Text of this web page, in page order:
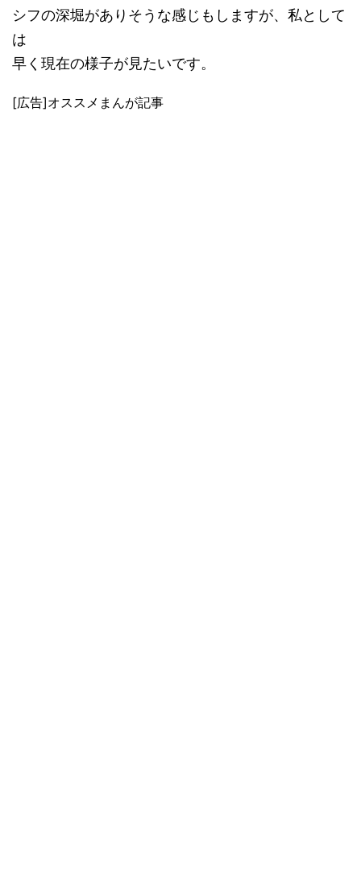
シフの深堀がありそうな感じもしますが、私として
は
早く現在の様子が見たいです。
[広告]オススメまんが記事